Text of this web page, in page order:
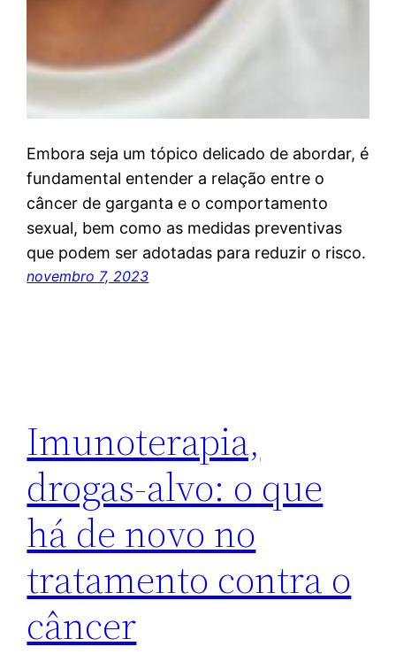
Embora seja um tópico delicado de abordar, é
fundamental entender a relação entre o
câncer de garganta e o comportamento
sexual, bem como as medidas preventivas
que podem ser adotadas para reduzir o risco.
novembro 7, 2023
Imunoterapia,
drogas-alvo: o que
há de novo no
tratamento contra o
câncer